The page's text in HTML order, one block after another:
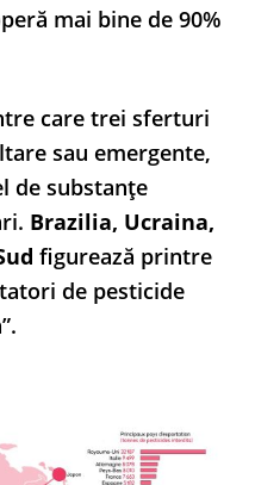
mai bine de 90%
care trei sferturi
sau emergente,
de substanțe
Brazilia, Ucraina,
figurează printre
de pesticide